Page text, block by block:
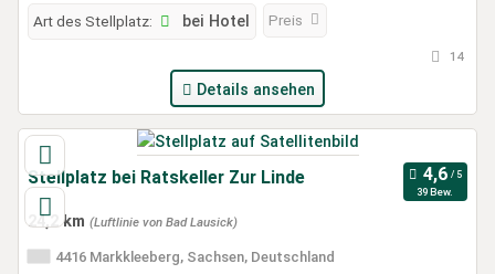
Art des Stellplatz: bei Hotel Preis
14
Details ansehen
Stellplatz bei Ratskeller Zur Linde
39 Bew.
24,2 km (Luftlinie von Bad Lausick)
4416 Markkleeberg, Sachsen, Deutschland